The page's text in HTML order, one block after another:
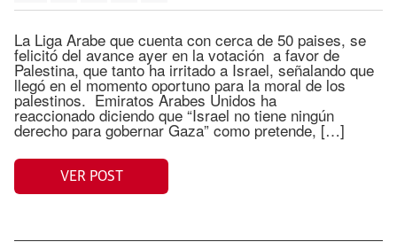
La Liga Arabe que cuenta con cerca de 50 paises, se
felicitó del avance ayer en la votación a favor de
Palestina, que tanto ha irritado a Israel, señalando que
llegó en el momento oportuno para la moral de los
palestinos. Emiratos Arabes Unidos ha
reaccionado diciendo que “Israel no tiene ningún
derecho para gobernar Gaza” como pretende, […]
VER POST